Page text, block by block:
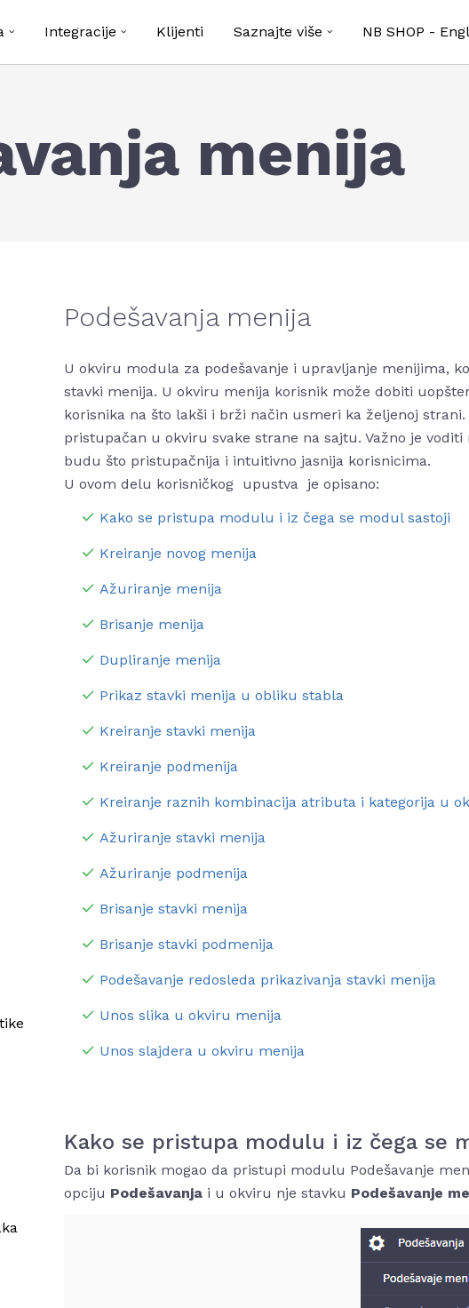
Integracije Klijenti Saznajte više NB SHOP -
menija
Podešavanja menija
U okviru modula za podešavanje i upravljanje menijima,
stavki menija. U okviru menija korisnik može dobiti
korisnika na što lakši i brži način usmeri ka željenoj
pristupačan u okviru svake strane na sajtu. Važno je
budu što pristupačnija i intuitivno jasnija korisnicima.
U ovom delu korisničkog upustva je opisano:
Kako se pristupa modulu i iz čega se modul sastoji
Kreiranje novog menija
Ažuriranje menija
Brisanje menija
Dupliranje menija
Prikaz stavki menija u obliku stabla
Kreiranje stavki menija
Kreiranje podmenija
Kreiranje raznih kombinacija atributa i kategorija u
Ažuriranje stavki menija
Ažuriranje podmenija
Brisanje stavki menija
Brisanje stavki podmenija
Podešavanje redosleda prikazivanja stavki menija
Unos slika u okviru menija
Unos slajdera u okviru menija
Kako se pristupa modulu i iz čega se
Da bi korisnik mogao da pristupi modulu Podešavanje
opciju Podešavanja i u okviru nje stavku Podešavanje